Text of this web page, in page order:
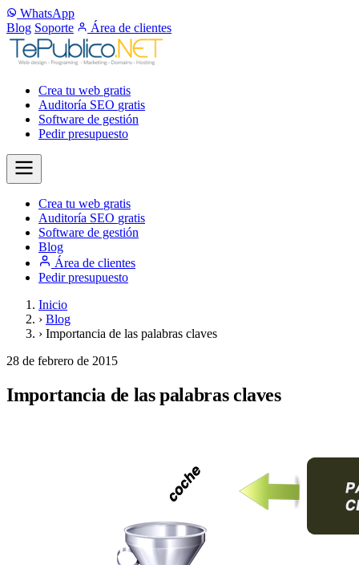
WhatsApp
Blog Soporte Área de clientes
Crea tu web gratis
Auditoría SEO gratis
Software de gestión
Pedir presupuesto
Crea tu web gratis
Auditoría SEO gratis
Software de gestión
Blog
Área de clientes
Pedir presupuesto
Inicio
› Blog
› Importancia de las palabras claves
28 de febrero de 2015
Importancia de las palabras claves